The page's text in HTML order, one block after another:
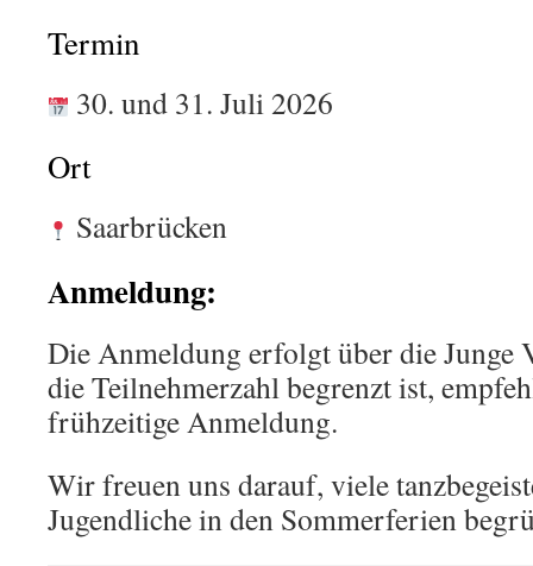
Termin
30. und 31. Juli 2026
Ort
Saarbrücken
Anmeldung:
Die Anmeldung erfolgt über die Junge
die Teilnehmerzahl begrenzt ist,
frühzeitige Anmeldung.
Wir freuen uns darauf, viele
Jugendliche in den Sommerferien